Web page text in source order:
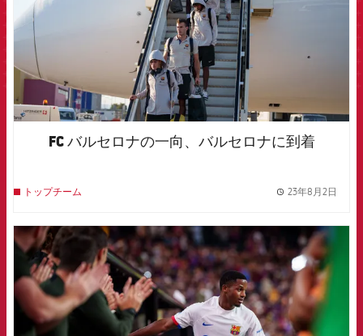
FC バルセロナの一向、バルセロナに到着
トップチーム 23年8月2日
FCB Barcelona badge